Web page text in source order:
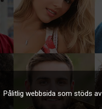
Pålitlig webbsida som stöds